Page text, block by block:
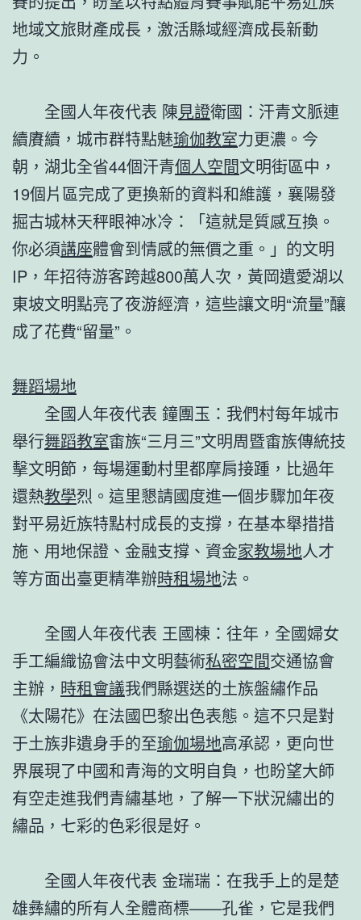
地域文旅財產成長，激活縣域經濟成長新動
力。
全國人年夜代表 陳見證衛國：汗青文脈連
續賡續，城市群特點魅瑜伽教室力更濃。今
朝，湖北全省44個汗青個人空間文明街區中，
19個片區完成了更換新的資料和維護，襄陽發
掘古城林天秤眼神冰冷：「這就是質感互換。
你必須講座體會到情感的無價之重。」的文明
IP，年招待游客跨越800萬人次，黃岡遺愛湖以
東坡文明點亮了夜游經濟，這些讓文明“流量”釀
成了花費“留量”。
舞蹈場地
全國人年夜代表 鐘團玉：我們村每年城市
舉行舞蹈教室畬族“三月三”文明周暨畬族傳統技
擊文明節，每場運動村里都摩肩接踵，比過年
還熱教學烈。這里懇請國度進一個步驟加年夜
對平易近族特點村成長的支撐，在基本舉措措
施、用地保證、金融支撐、資金家教場地人才
等方面出臺更精準辦時租場地法。
全國人年夜代表 王國棟：往年，全國婦女
手工編織協會法中文明藝術私密空間交通協會
主辦， 時租會議我們縣選送的土族盤繡作品
《太陽花》在法國巴黎出色表態。這不只是對
于土族非遺身手的至瑜伽場地高承認，更向世
界展現了中國和青海的文明自負，也盼望大師
有空走進我們青繡基地，了解一下狀況繡出的
繡品，七彩的色彩很是好。
全國人年夜代表 金瑞瑞：在我手上的是楚
雄彝繡的所有人全體商標——孔雀，它是我們